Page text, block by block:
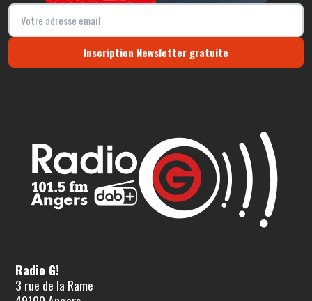
Inscription Newsletter gratuite
Radio G!
3 rue de la Rame